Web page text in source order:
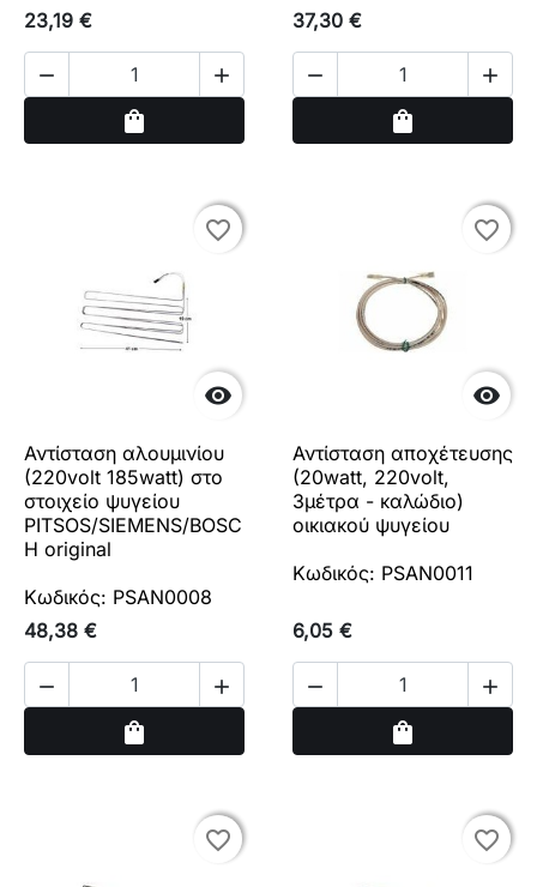
23,19 €
 
shopping_bag
37,30 €
 
shopping_bag

favorite_border
favorite_border
Αντίσταση αλουμινίου
(220volt 185watt) στο
στοιχείο ψυγείου
PITSOS/SIEMENS/BOSC
H original
Κωδικός: PSAN0008
48,38 €
 
shopping_bag

favorite_border
favorite_border
Αντίσταση αποχέτευσης
(20watt, 220volt,
3μέτρα - καλώδιο)
οικιακού ψυγείου
Κωδικός: PSAN0011
6,05 €
 
shopping_bag
favorite_border
favorite_border favorite_border
favorite_border